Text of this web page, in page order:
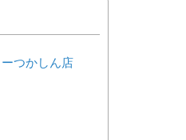
つかしん店